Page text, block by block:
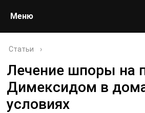
Меню
Статьи ›
Лечение шпоры на
Димексидом в
условиях